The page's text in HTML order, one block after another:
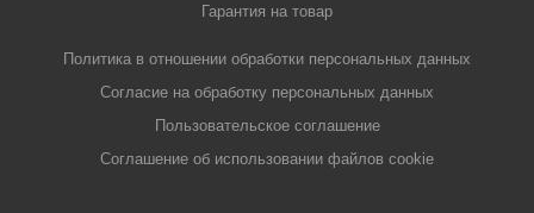
Гарантия на товар
Политика в отношении обработки персональных данных
Cогласие на обработку персональных данных
Пользовательское соглашение
Cоглашение об использовании файлов cookie